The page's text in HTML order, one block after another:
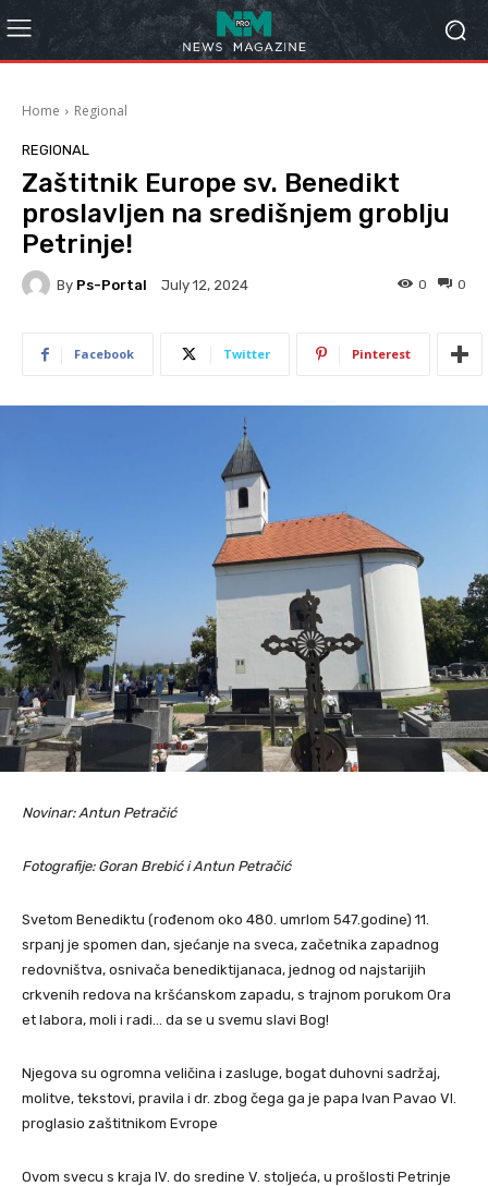
Home Regional
REGIONAL
Zaštitnik Europe sv. Benedikt
proslavljen na središnjem groblju
Petrinje!
By Ps-Portal July 12, 2024 0
0
Facebook Twitter Pinterest
Novinar: Antun Petračić
Fotografije: Goran Brebić i Antun Petračić
Svetom Benediktu (rođenom oko 480. umrlom 547.godine) 11.
srpanj je spomen dan, sjećanje na sveca, začetnika zapadnog
redovništva, osnivača benediktijanaca, jednog od najstarijih
crkvenih redova na kršćanskom zapadu, s trajnom porukom Ora
et labora, moli i radi… da se u svemu slavi Bog!
Njegova su ogromna veličina i zasluge, bogat duhovni sadržaj,
molitve, tekstovi, pravila i dr. zbog čega ga je papa Ivan Pavao VI.
proglasio zaštitnikom Evrope
Ovom svecu s kraja IV. do sredine V. stoljeća, u prošlosti Petrinje